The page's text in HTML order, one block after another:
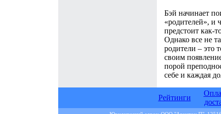
Бэй начинает
«родителей», и
предстоит как-
Однако все не
родители – это
своим
порой
себе и каждая
Рейтинги